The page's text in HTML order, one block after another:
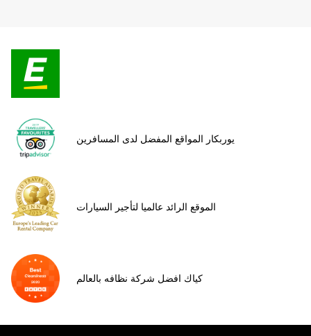
يوربكار المواقع المفضل لدى المسافرين
الموقع الرائد عالميا لتأجير السيارات
كياك افضل شركة نظافه بالعالم